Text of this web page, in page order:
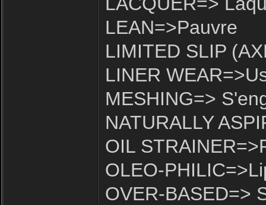
LEAN=>Pauvre
LIMITED SLIP
LINER
MESHING=>
NATURALLY
OIL
OLEO-
OVER-BASED=>